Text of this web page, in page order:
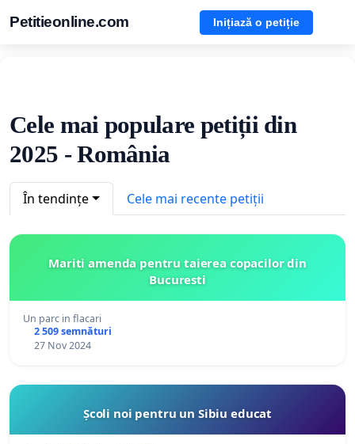
Petitieonline.com Inițiază o petiție
Cele mai populare petiții din
2025 - România
În tendințe Cele mai recente petiții
Mariti amenda pentru taierea copacilor din
Bucuresti
Un parc in flacari
2 509 semnături
27 Nov 2024
Școli noi pentru un Sibiu educat